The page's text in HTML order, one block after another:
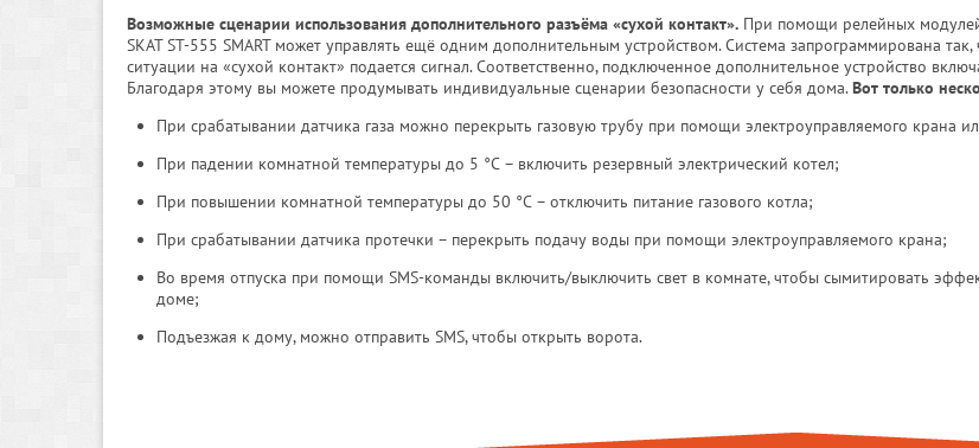
Возможные сценарии использования дополнительного разъёма «сухой контакт». При помощи релейных
SKAT ST-555 SMART может управлять ещё одним дополнительным устройством. Система запрограммирована
ситуации на «сухой контакт» подается сигнал. Соответственно, подключенное дополнительное устройство
Благодаря этому вы можете продумывать индивидуальные сценарии безопасности у себя дома.Вот только
При срабатывании датчика газа можно перекрыть газовую трубу при помощи электроуправляемого крана
При падении комнатной температуры до 5 °С – включить резервный электрический котел;
При повышении комнатной температуры до 50 °С – отключить питание газового котла;
При срабатывании датчика протечки – перекрыть подачу воды при помощи электроуправляемого крана;
Во время отпуска при помощи SMS-команды включить/выключить свет в комнате, чтобы сымитировать
доме;
Подъезжая к дому, можно отправить SMS, чтобы открыть ворота.